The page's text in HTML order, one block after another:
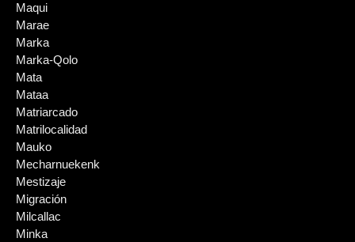
Maqui
Marae
Marka
Marka-Qolo
Mata
Mataa
Matriarcado
Matrilocalidad
Mauko
Mecharnuekenk
Mestizaje
Migración
Milcallac
Minka